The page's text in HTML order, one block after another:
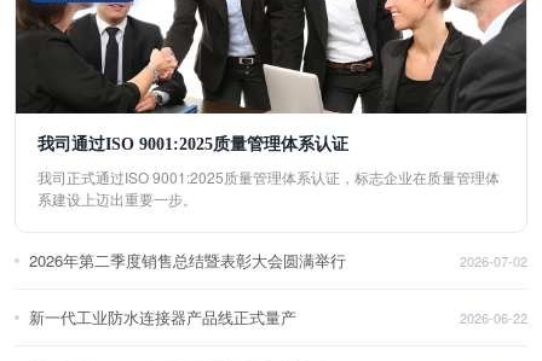
我司通过ISO 9001:2025质量管理体系认证
我司正式通过ISO 9001:2025质量管理体系认证，标志企业在质量管理体
系建设上迈出重要一步。
2026年第二季度销售总结暨表彰大会圆满举行 2026-07-02
新一代工业防水连接器产品线正式量产 2026-06-22